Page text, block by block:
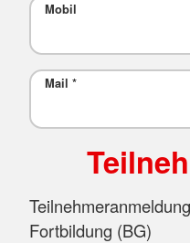
Mobil
Mail *
Fortbildung (BG)